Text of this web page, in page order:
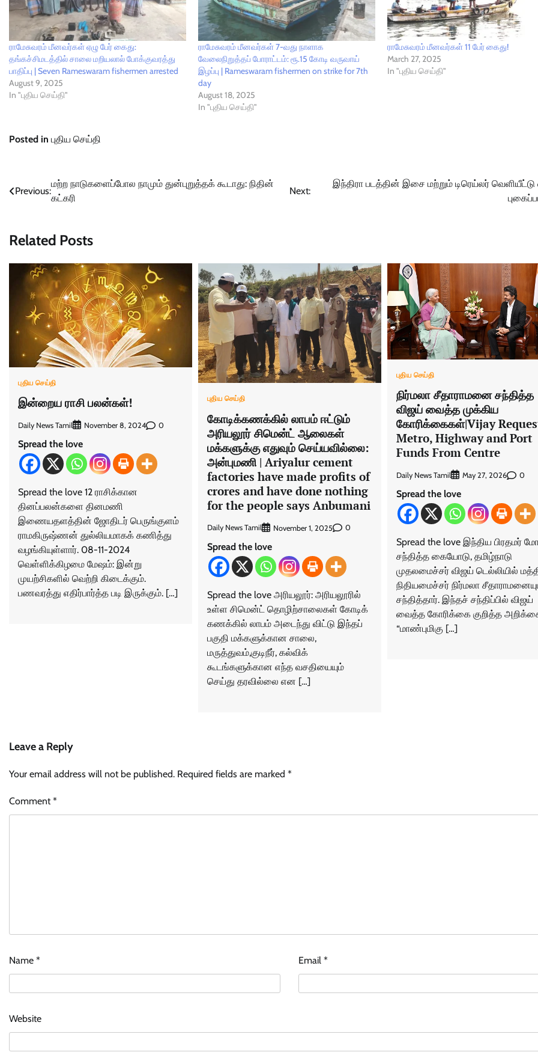
ராமேசுவரம் மீனவர்கள் ஏழு பேர் கைது:
தங்கச்சிமடத்தில் சாலை மறியலால் போக்குவரத்து
பாதிப்பு | Seven Rameswaram fishermen arrested
August 9, 2025
In "புதிய செய்தி"
ராமேசுவரம் மீனவர்கள் 7-வது நாளாக
வேலைநிறுத்தப் போராட்டம்: ரூ.15 கோடி வருவாய்
இழப்பு | Rameswaram fishermen on strike for 7th
day
August 18, 2025
In "புதிய செய்தி"
ராமேசுவரம் மீனவர்கள் 11 பேர் கைது!
March 27, 2025
In "புதிய செய்தி"
Posted in புதிய செய்தி
Post
navigation
Previous:
மற்ற நாடுகளைப்போல நாமும் துன்புறுத்தக் கூடாது: நிதின்
கட்கரி
Next:
இந்திரா படத்தின் இசை மற்றும் டிரெய்லர் வெளியீட்டு
Related Posts
புதிய செய்தி
இன்றைய ராசி பலன்கள்!
Daily News Tamil November 8, 2024 0
Spread the love
Spread the love 12 ராசிக்கான
தினப்பலன்களை தினமணி
இணையதளத்தின் ஜோதிடர் பெருங்குளம்
ராமகிருஷ்ணன் துல்லியமாகக் கணித்து
வழங்கியுள்ளார். 08-11-2024
வெள்ளிக்கிழமை மேஷம்: இன்று
முயற்சிகளில் வெற்றி கிடைக்கும்.
பணவரத்து எதிர்பார்த்த படி இருக்கும். […]
புதிய செய்தி
கோடிக்கணக்கில் லாபம் ஈட்டும்
அரியலூர் சிமென்ட் ஆலைகள்
மக்களுக்கு எதுவும் செய்யவில்லை:
அன்புமணி | Ariyalur cement
factories have made profits of
crores and have done nothing
for the people says Anbumani
Daily News Tamil November 1, 2025 0
Spread the love
Spread the love அரியலூர்: அரியலூரில்
உள்ள சிமென்ட் தொழிற்சாலைகள் கோடிக்
கணக்கில் லாபம் அடைந்து விட்டு இந்தப்
பகுதி மக்களுக்கான சாலை,
மருத்துவம்,குடிநீர், கல்விக்
கூடங்களுக்கான எந்த வசதியையும்
செய்து தரவில்லை என […]
புதிய செய்தி
நிர்மலா சீதாராமனை சந்தித்த
விஜய் வைத்த முக்கிய
கோரிக்கைகள்|Vijay
Metro, Highway and Port
Funds From Centre
Daily News Tamil May 27, 2026 0
Spread the love
Spread the love இந்திய பிரதமர்
சந்தித்த கையோடு, தமிழ்நாடு
முதலமைச்சர் விஜய் டெல்லியில்
நிதியமைச்சர் நிர்மலா
சந்தித்தார். இந்தச் சந்திப்பில் விஜய்
வைத்த கோரிக்கை குறித்த
“மாண்புமிகு […]
Leave a Reply
Your email address will not be published. Required fields are marked *
Comment*
Name * Email*
Website